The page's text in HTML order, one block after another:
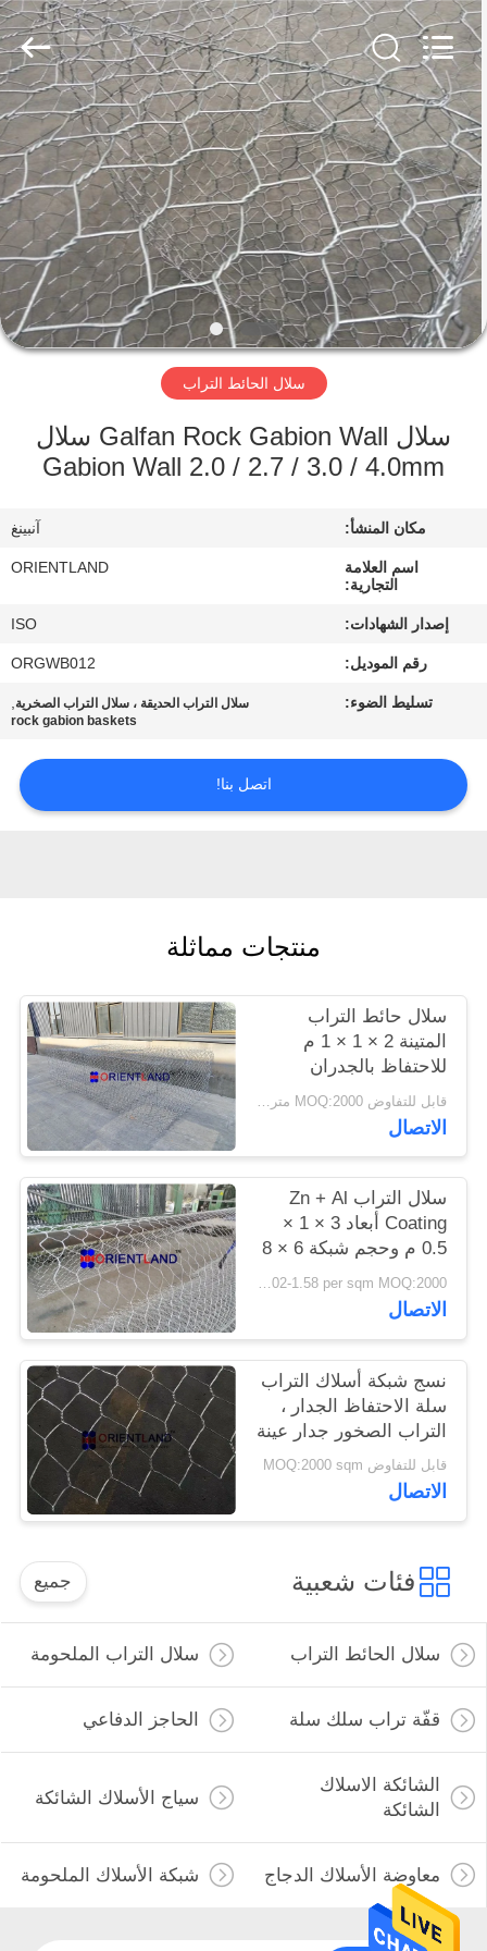
منزل،
بيت
منتجات
معلومات
عنا
في
المعمل
مراقبة
الجودة
أخبار
اطلب
PRIVACY
POLICY
Wire
Mesh
Products
Co.,
Ltd.
All
Rights
Reserved.
Developed
by
ECER
سلال الحائط التراب
سلال Galfan Rock Gabion Wall سلال
Gabion Wall 2.0 / 2.7 / 3.0 / 4.0mm
مكان المنشأ: آنبينغ
اسم العلامة
التجارية:
ORIENTLAND
إصدار الشهادات: ISO
رقم الموديل: ORGWB012
تسليط الضوء: سلال التراب الحديقة ، سلال التراب الصخرية,
rock gabion baskets
اتصل بنا!
منتجات مماثلة
سلال حائط التراب
المتينة 2 × 1 × 1 م
للاحتفاظ بالجدران
والمنحدرات
قابل للتفاوض MOQ:2000 متر مربع
الاتصال
سلال التراب Zn + Al
Coating أبعاد 3 × 1 ×
0.5 م وحجم شبكة 6 × 8
USD 1.02-1.58 per sqm MOQ:2000 متر مربع
الاتصال
نسج شبكة أسلاك التراب
سلة الاحتفاظ الجدار ،
التراب الصخور جدار عينة
مجانية
قابل للتفاوض MOQ:2000 sqm
الاتصال
فئات شعبية جميع
سلال الحائط التراب سلال التراب الملحومة
قفّة تراب سلك سلة الحاجز الدفاعي
الشائكة الاسلاك
الشائكة
سياج الأسلاك الشائكة
معاوضة الأسلاك الدجاج شبكة الأسلاك الملحومة